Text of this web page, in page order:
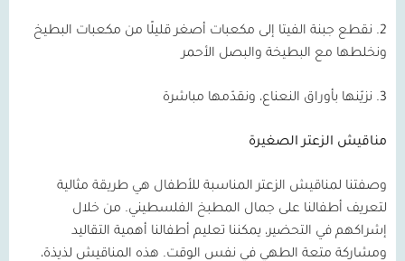
2. نقطع جبنة الفيتا إلى مكعبات أصغر قليلًا من مكعبات البطيخ
ونخلطها مع البطيخة والبصل الأحمر
3. نزيّنها بأوراق النعناع، ونقدّمها مباشرة
مناقيش الزعتر الصغيرة
وصفتنا لمناقيش الزعتر المناسبة للأطفال هي طريقة مثالية
لتعريف أطفالنا على جمال المطبخ الفلسطيني. من خلال
إشراكهم في التحضير، يمكننا تعليم أطفالنا أهمية التقاليد
ومشاركة متعة الطهي في نفس الوقت. هذه المناقيش لذيذة،